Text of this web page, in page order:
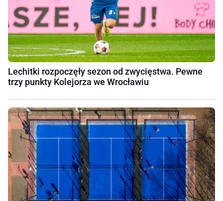
Lechitki rozpoczęły sezon od zwycięstwa. Pewne
trzy punkty Kolejorza we Wrocławiu